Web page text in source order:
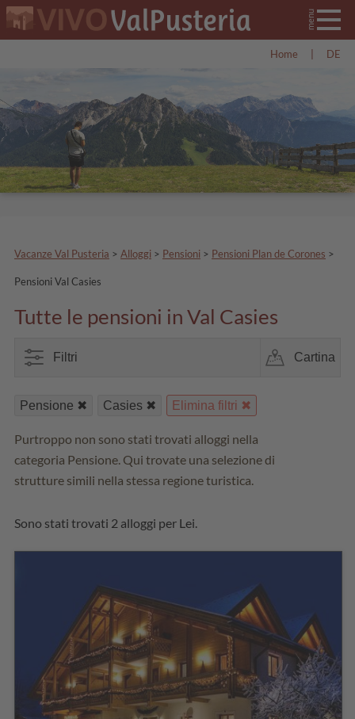
Home DE
Vacanze Val Pusteria > Alloggi > Pensioni > Pensioni Plan de Corones >
Pensioni Val Casies
Tutte le pensioni in Val Casies
Filtri Cartina
Pensione Casies Elimina filtri
Purtroppo non sono stati trovati alloggi nella
categoria Pensione. Qui trovate una selezione di
strutture simili nella stessa regione turistica.
Sono stati trovati 2 alloggi per Lei.